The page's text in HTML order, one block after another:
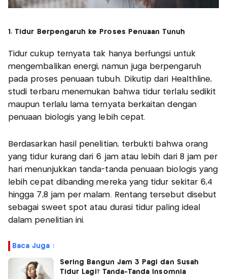
1. Tidur Berpengaruh ke Proses Penuaan Tunuh
Tidur cukup ternyata tak hanya berfungsi untuk
mengembalikan energi, namun juga berpengaruh
pada proses penuaan tubuh. Dikutip dari Healthline,
studi terbaru menemukan bahwa tidur terlalu sedikit
maupun terlalu lama ternyata berkaitan dengan
penuaan biologis yang lebih cepat.
Berdasarkan hasil penelitian, terbukti bahwa orang
yang tidur kurang dari 6 jam atau lebih dari 8 jam per
hari menunjukkan tanda-tanda penuaan biologis yang
lebih cepat dibanding mereka yang tidur sekitar 6,4
hingga 7,8 jam per malam. Rentang tersebut disebut
sebagai sweet spot atau durasi tidur paling ideal
dalam penelitian ini.
Baca Juga :
Sering Bangun Jam 3 Pagi dan Susah
Tidur Lagi? Tanda-Tanda Insomnia